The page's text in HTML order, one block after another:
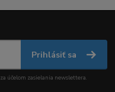
Prihlásiť sa
za účelom zasielania newslettera.